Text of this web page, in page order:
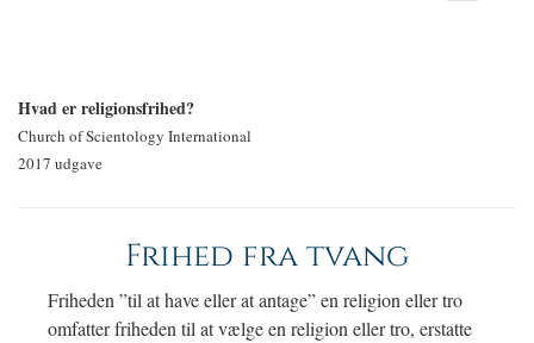
Hvad er religionsfrihed?
Church of Scientology International
2017 udgave
Frihed fra tvang
Friheden ”til at have eller at antage” en religion eller tro
omfatter friheden til at vælge en religion eller tro, erstatte